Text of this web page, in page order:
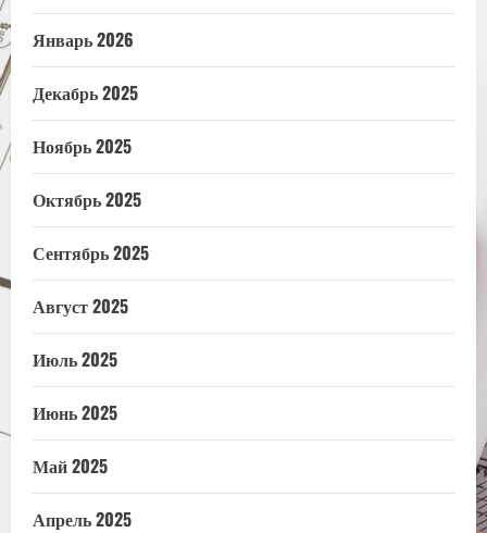
Январь 2026
Декабрь 2025
Ноябрь 2025
Октябрь 2025
Сентябрь 2025
Август 2025
Июль 2025
Июнь 2025
Май 2025
Апрель 2025